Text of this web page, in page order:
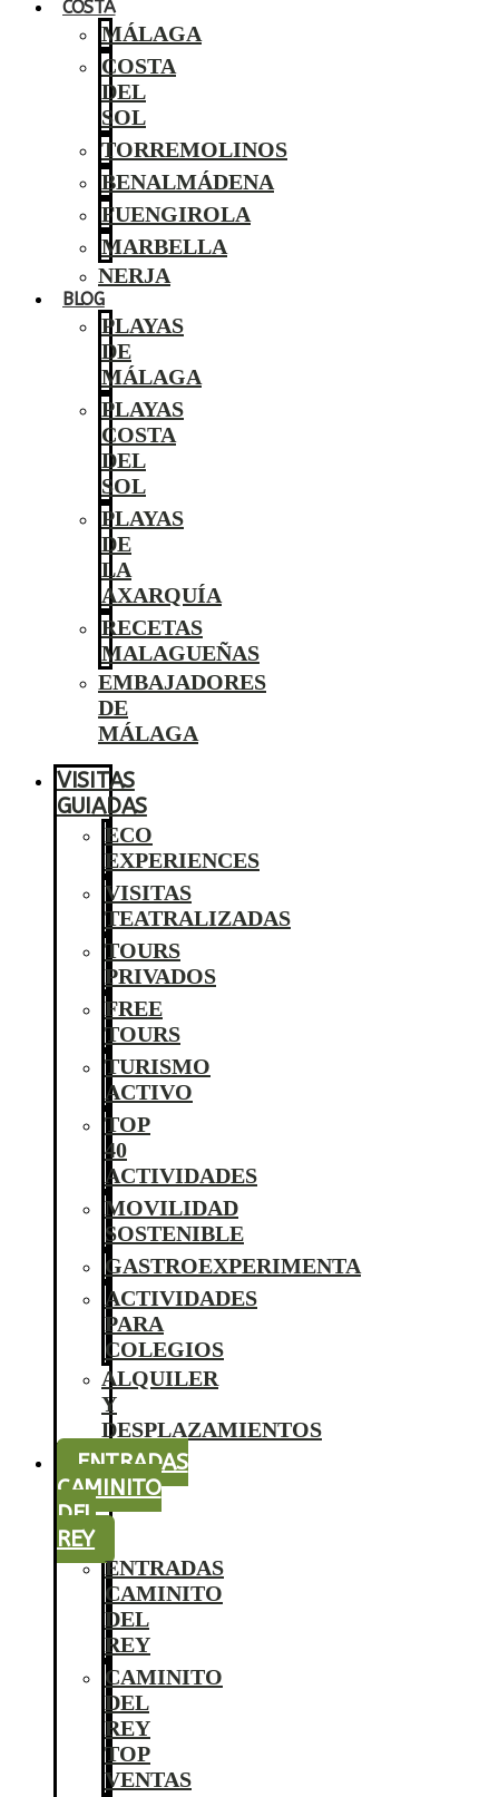
COSTA
MÁLAGA
COSTA
DEL
SOL
TORREMOLINOS
BENALMÁDENA
FUENGIROLA
MARBELLA
NERJA
BLOG
PLAYAS
DE
MÁLAGA
PLAYAS
COSTA
DEL
SOL
PLAYAS
DE
LA
AXARQUÍA
RECETAS
MALAGUEÑAS
EMBAJADORES
DE
MÁLAGA
VISITAS
GUIADAS
ECO
EXPERIENCES
VISITAS
TEATRALIZADAS
TOURS
PRIVADOS
FREE
TOURS
TURISMO
ACTIVO
TOP
40
ACTIVIDADES
MOVILIDAD
SOSTENIBLE
GASTROEXPERIMENTA
ACTIVIDADES
PARA
COLEGIOS
ALQUILER
Y
DESPLAZAMIENTOS
ENTRADAS
CAMINITO
DEL
REY
ENTRADAS
CAMINITO
DEL
REY
CAMINITO
DEL
REY
TOP
VENTAS